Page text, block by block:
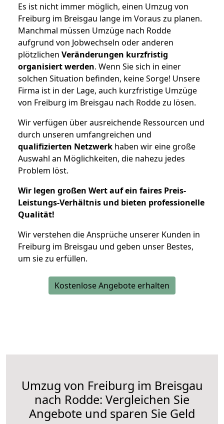
Es ist nicht immer möglich, einen Umzug von
Freiburg im Breisgau lange im Voraus zu planen.
Manchmal müssen Umzüge nach Rodde
aufgrund von Jobwechseln oder anderen
plötzlichen Veränderungen kurzfristig
organisiert werden. Wenn Sie sich in einer
solchen Situation befinden, keine Sorge! Unsere
Firma ist in der Lage, auch kurzfristige Umzüge
von Freiburg im Breisgau nach Rodde zu lösen.
Wir verfügen über ausreichende Ressourcen und
durch unseren umfangreichen und
qualifizierten Netzwerk haben wir eine große
Auswahl an Möglichkeiten, die nahezu jedes
Problem löst.
Wir legen großen Wert auf ein faires Preis-
Leistungs-Verhältnis und bieten professionelle
Qualität!
Wir verstehen die Ansprüche unserer Kunden in
Freiburg im Breisgau und geben unser Bestes,
um sie zu erfüllen.
Kostenlose Angebote erhalten
Umzug von Freiburg im Breisgau
nach Rodde: Vergleichen Sie
Angebote und sparen Sie Geld